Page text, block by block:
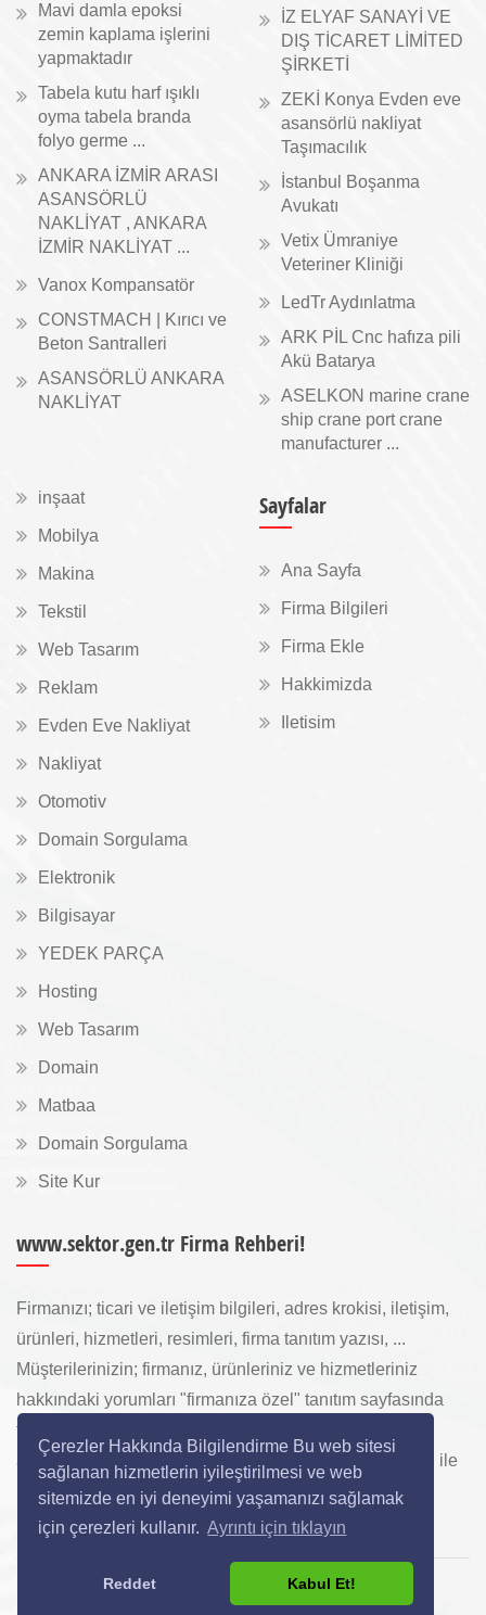
Çerezler Hakkında Bilgilendirme Bu web sitesi
sağlanan hizmetlerin iyileştirilmesi ve web
sitemizde en iyi deneyimi yaşamanızı sağlamak
için çerezleri kullanır. Ayrıntı için tıklayın
Reddet Kabul Et!
Mavi damla epoksi
zemin kaplama işlerini
yapmaktadır
Tabela kutu harf ışıklı
oyma tabela branda
folyo germe ...
ANKARA İZMİR ARASI
ASANSÖRLÜ
NAKLİYAT , ANKARA
İZMİR NAKLİYAT ...
Vanox Kompansatör
CONSTMACH | Kırıcı ve
Beton Santralleri
ASANSÖRLÜ ANKARA
NAKLİYAT
İZ ELYAF SANAYİ VE
DIŞ TİCARET LİMİTED
ŞİRKETİ
ZEKİ Konya Evden eve
asansörlü nakliyat
Taşımacılık
İstanbul Boşanma
Avukatı
Vetix Ümraniye
Veteriner Kliniği
LedTr Aydınlatma
ARK PİL Cnc hafıza pili
Akü Batarya
ASELKON marine crane
ship crane port crane
manufacturer ...
inşaat
Mobilya
Makina
Tekstil
Web Tasarım
Reklam
Evden Eve Nakliyat
Nakliyat
Otomotiv
Domain Sorgulama
Elektronik
Bilgisayar
YEDEK PARÇA
Hosting
Web Tasarım
Domain
Matbaa
Domain Sorgulama
Site Kur
Sayfalar
Ana Sayfa
Firma Bilgileri
Firma Ekle
Hakkimizda
Iletisim
www.sektor.gen.tr Firma Rehberi!
Firmanızı; ticari ve iletişim bilgileri, adres krokisi, iletişim,
ürünleri, hizmetleri, resimleri, firma tanıtım yazısı, ...
Müşterilerinizin; firmanız, ürünleriniz ve hizmetleriniz
hakkındaki yorumları "firmanıza özel" tanıtım sayfasında
toplanarak ürünlerinizi, hizmetlerinizi, internette "sizi
arayan" yeni müşterilerinize www.sektor.gen.tr aracılığı ile
ücretsiz gösterilir.
Copyright © 2024 All Rights Reserved.